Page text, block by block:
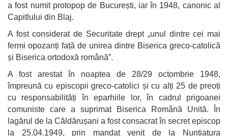
a fost numit protopop de București, iar în 1948, canonic al
Capitlului din Blaj.
A fost considerat de Securitate drept „unul dintre cei mai
fermi opozanți față de unirea dintre Biserica greco-catolică
și Biserica ortodoxă română”.
A fost arestat în noaptea de 28/29 octombrie 1948,
împreună cu episcopii greco-catolici și cu alți 25 de preoți
cu responsabilități în eparhiile lor, în cadrul prigoanei
comuniste care a suprimat Biserica Română Unită. În
lagărul de la Căldărușani a fost consacrat în secret episcop
la 25.04.1949, prin mandat venit de la Nunțiatura